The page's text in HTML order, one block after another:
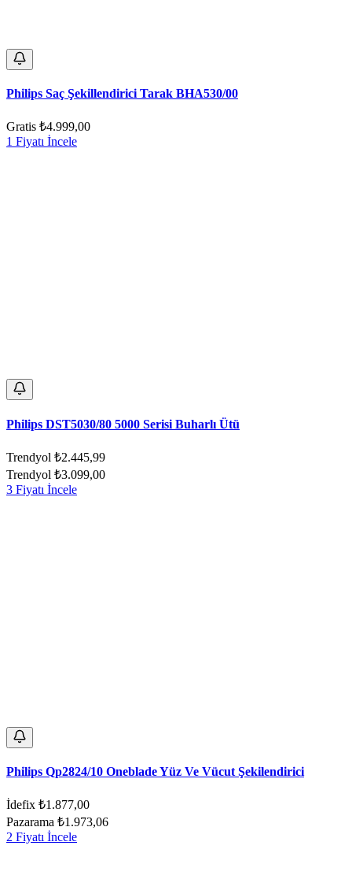
Philips Saç Şekillendirici Tarak BHA530/00
Gratis ₺4.999,00
1 Fiyatı İncele
Philips DST5030/80 5000 Serisi Buharlı Ütü
Trendyol ₺2.445,99
Trendyol ₺3.099,00
3 Fiyatı İncele
Philips Qp2824/10 Oneblade Yüz Ve Vücut Şekilendirici
İdefix ₺1.877,00
Pazarama ₺1.973,06
2 Fiyatı İncele